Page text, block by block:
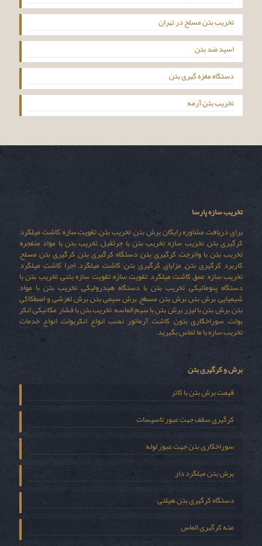
تخریب بتن مسلح در تهران
اسید ضد بتن
دستگاه مغزه گیری بتن
تخریب بتن آرمه
تخریب سازه پارسا
برای دریافت مشاوره رایگان برش بتن, تخریب بتن, تقویت سازه, کاشت میلگرد,
کرگیری بتن, تخریب سازه, تخریب بتن با جرثقیل, تخریب بتن با مواد منفجره,
تخریب بتن با واترجت, کرگیری بتن, دستگاه کرگیری بتن, کرگیری بتن مسلح,
کاربرد کرگیری بتن, مزایای کرگیری بتن, کاشت میلگرد, اجرا کاشت میلگرد,
تخریب سازه, عمق کاشت میلگرد, تقویت سازه, تقویت سازه بتنی, تخریب بتن با
دستگاه پنوماتیکی, تخریب بتن با دستگاه هیدرولیکی, تخریب بتن با مواد
شیمیایی, برش بتن, برش بتن مسطح, برش سیمی بتن, برش لغزشی و اصطکاکی
بتن, برش بتن با لیزر, برش بتن با سیم الماسه, تخریب بتن با فشار مکانیکی, انکر
بولت, سوراخکاری بتون, کاشت آرماتور, نصب انواع انکربولت, انواع خدمات
تخریب سازه با ما تماس بگیرید.
برش و کرگیری بتن
قیمت برش بتن با کاتر
کرگیری سقف جهت عبور تاسیسات
سوراخکاری بتن جهت عبور لوله
برش بتن میلگرد دار
دستگاه کرگیری بتن هیلتی
مته کرگیری الماس